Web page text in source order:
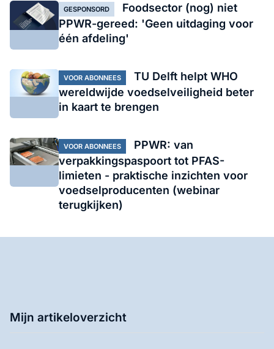
GESPONSORD
Foodsector (nog) niet
PPWR-gereed: 'Geen uitdaging voor
één afdeling'
VOOR ABONNEES
TU Delft helpt WHO
wereldwijde voedselveiligheid beter
in kaart te brengen
VOOR ABONNEES
PPWR: van
verpakkingspaspoort tot PFAS-
limieten - praktische inzichten voor
voedselproducenten (webinar
terugkijken)
Mijn artikeloverzicht